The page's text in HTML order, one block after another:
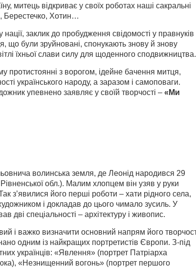
митець відкриває у своїх роботах наші сакральні
Берестечко, Хотин…
заклик до пробудження свідомості у правнуків
що були зруйновані, спонукають знову й знову
їхньої слави силу для щоденного сподвижництва.
протистоянні з ворогом, ідейне бачення митця,
українського народу, а заразом і самоповаги.
упевнено заявляє у своїй творчості – «Ми
волинська земля, де Леонід народився 29
обл.). Малим хлопцем він узяв у руки
з’явилися його перші роботи – хати рідного села,
і докладав до цього чимало зусиль. У
дві спеціальності – архітектуру і живопис.
і важко визначити основний напрям його
одним із найкращих портретистів Європи. З-під
українців: «Явлення» (портрет Патріарха
«Незнищенний вогонь» (портрет першого